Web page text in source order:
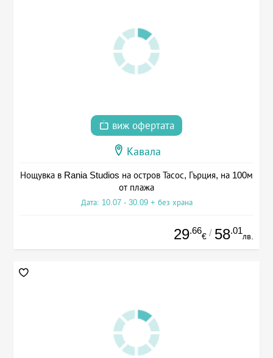
виж офертата
Кавала
Нощувка в Rania Studios на остров Тасос, Гърция, на 100м
от плажа
Дата: 10.07 - 30.09 + без храна
29.66
€ / 58.01
лв.